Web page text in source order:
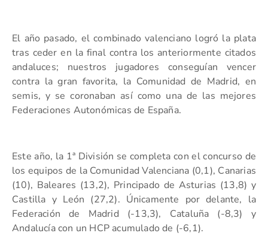
El año pasado, el combinado valenciano logró la plata
tras ceder en la final contra los anteriormente citados
andaluces; nuestros jugadores conseguían vencer
contra la gran favorita, la Comunidad de Madrid, en
semis, y se coronaban así como una de las mejores
Federaciones Autonómicas de España.
Este año, la 1ª División se completa con el concurso de
los equipos de la Comunidad Valenciana (0,1), Canarias
(10), Baleares (13,2), Principado de Asturias (13,8) y
Castilla y León (27,2). Únicamente por delante, la
Federación de Madrid (-13,3), Cataluña (-8,3) y
Andalucía con un HCP acumulado de (-6,1).